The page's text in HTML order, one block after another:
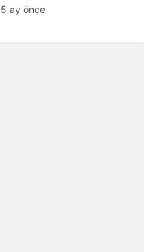
Patlama, Sirenler ve
5 ay önce